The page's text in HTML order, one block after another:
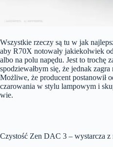
Wszystkie rzeczy są tu w jak
aby R70X notowały jakiekolwiek
albo na polu napędu. Jest to trochę
spodziewałbym się, że jednak
Możliwe, że producent postanowił
czarowania w stylu lampowym i
wie.
Czystość Zen DAC 3 – wystarcza z